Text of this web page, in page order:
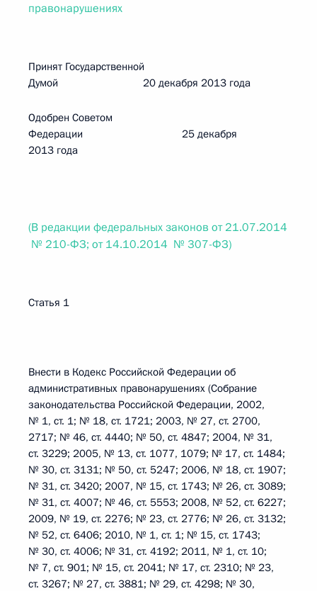
правонарушениях
Принят Государственной
Думой 20 декабря 2013 года
Одобрен Советом
Федерации 25 декабря
2013 года
(В редакции федеральных законов от 21.07.2014
№ 210-ФЗ; от 14.10.2014 № 307-ФЗ)
Статья 1
Внести в Кодекс Российской Федерации об
административных правонарушениях (Собрание
законодательства Российской Федерации, 2002,
№ 1, ст. 1; № 18, ст. 1721; 2003, № 27, ст. 2700,
2717; № 46, ст. 4440; № 50, ст. 4847; 2004, № 31,
ст. 3229; 2005, № 13, ст. 1077, 1079; № 17, ст. 1484;
№ 30, ст. 3131; № 50, ст. 5247; 2006, № 18, ст. 1907;
№ 31, ст. 3420; 2007, № 15, ст. 1743; № 26, ст. 3089;
№ 31, ст. 4007; № 46, ст. 5553; 2008, № 52, ст. 6227;
2009, № 19, ст. 2276; № 23, ст. 2776; № 26, ст. 3132;
№ 52, ст. 6406; 2010, № 1, ст. 1; № 15, ст. 1743;
№ 30, ст. 4006; № 31, ст. 4192; 2011, № 1, ст. 10;
№ 7, ст. 901; № 15, ст. 2041; № 17, ст. 2310; № 23,
ст. 3267; № 27, ст. 3881; № 29, ст. 4298; № 30,